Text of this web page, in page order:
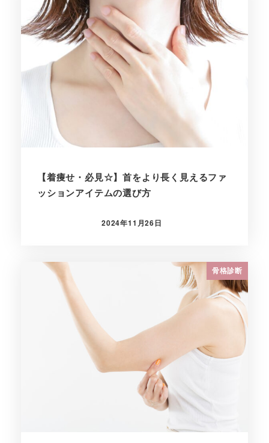
【着痩せ・必見☆】首をより長く見えるファ
ッションアイテムの選び方
投稿日
2024年11月26日
骨格診断